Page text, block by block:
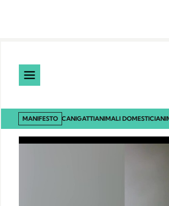
MANIFESTO CANIGATTIANIMALI DOMESTICI